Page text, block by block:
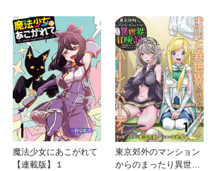
魔法少女にあこがれて
【連載版】１
東京郊外のマンション
からのまったり異世界